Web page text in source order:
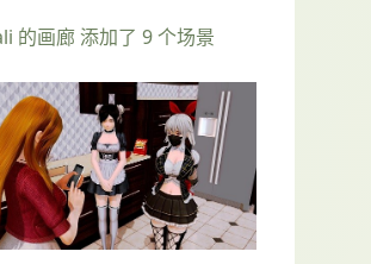
的画廊 添加了 9 个场景